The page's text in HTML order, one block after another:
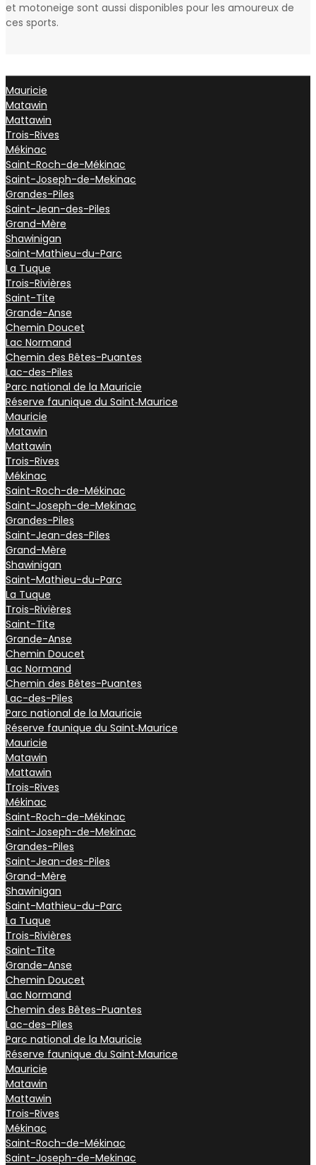
et motoneige sont aussi disponibles pour les amoureux de
ces sports.
Mauricie
Matawin
Mattawin
Trois-Rives
Mékinac
Saint-Roch-de-Mékinac
Saint-Joseph-de-Mekinac
Grandes-Piles
Saint-Jean-des-Piles
Grand-Mère
Shawinigan
Saint-Mathieu-du-Parc
La Tuque
Trois-Rivières
Saint-Tite
Grande-Anse
Chemin Doucet
Lac Normand
Chemin des Bêtes-Puantes
Lac-des-Piles
Parc national de la Mauricie
Réserve faunique du Saint‑Maurice
Mauricie
Matawin
Mattawin
Trois-Rives
Mékinac
Saint-Roch-de-Mékinac
Saint-Joseph-de-Mekinac
Grandes-Piles
Saint-Jean-des-Piles
Grand-Mère
Shawinigan
Saint-Mathieu-du-Parc
La Tuque
Trois-Rivières
Saint-Tite
Grande-Anse
Chemin Doucet
Lac Normand
Chemin des Bêtes-Puantes
Lac-des-Piles
Parc national de la Mauricie
Réserve faunique du Saint‑Maurice
Mauricie
Matawin
Mattawin
Trois-Rives
Mékinac
Saint-Roch-de-Mékinac
Saint-Joseph-de-Mekinac
Grandes-Piles
Saint-Jean-des-Piles
Grand-Mère
Shawinigan
Saint-Mathieu-du-Parc
La Tuque
Trois-Rivières
Saint-Tite
Grande-Anse
Chemin Doucet
Lac Normand
Chemin des Bêtes-Puantes
Lac-des-Piles
Parc national de la Mauricie
Réserve faunique du Saint‑Maurice
Mauricie
Matawin
Mattawin
Trois-Rives
Mékinac
Saint-Roch-de-Mékinac
Saint-Joseph-de-Mekinac